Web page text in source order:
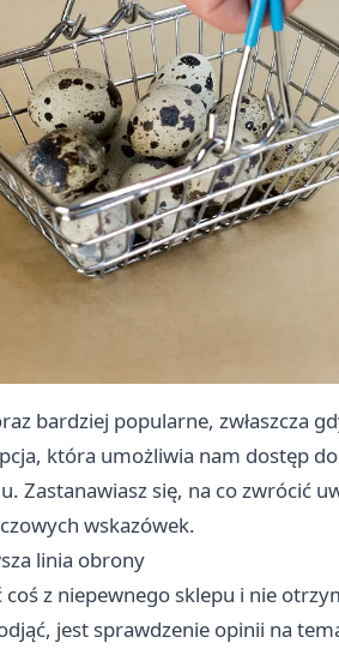
bardziej popularne, zwłaszcza
która umożliwia nam dostęp
Zastanawiasz się, na co zwrócić
wskazówek.
linia obrony
z niepewnego sklepu i nie
jest sprawdzenie opinii na